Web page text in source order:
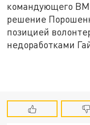
командующего
решение
позицией
недоработками